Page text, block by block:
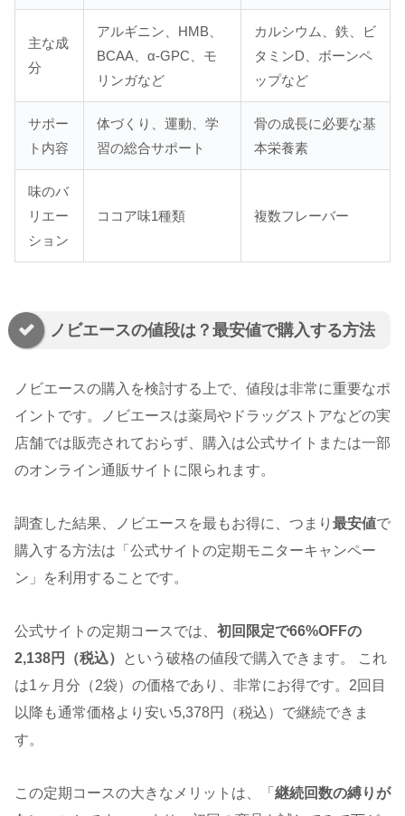
主な成
分
アルギニン、HMB、
BCAA、α-GPC、モ
リンガなど
カルシウム、鉄、ビ
タミンD、ボーンペ
ップなど
サポー
ト内容
体づくり、運動、学
習の総合サポート
骨の成長に必要な基
本栄養素
味のバ
リエー
ション
ココア味1種類 複数フレーバー
ノビエースの値段は？最安値で購入する方法
ノビエースの購入を検討する上で、値段は非常に重要なポ
イントです。ノビエースは薬局やドラッグストアなどの実
店舗では販売されておらず、購入は公式サイトまたは一部
のオンライン通販サイトに限られます。
調査した結果、ノビエースを最もお得に、つまり 最安値で
購入する方法は「公式サイトの定期モニターキャンペー
ン」を利用することです。
公式サイトの定期コースでは、 初回限定で66%OFFの
2,138円（税込）
という破格の値段で購入できます。 これ
は1ヶ月分（2袋）の価格であり、非常にお得です。2回目
以降も通常価格より安い5,378円（税込）で継続できま
す。
この定期コースの大きなメリットは、「 継続回数の縛りが